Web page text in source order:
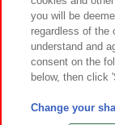
you will be
regardless of the
understand and
consent on the
below, then click
Change your